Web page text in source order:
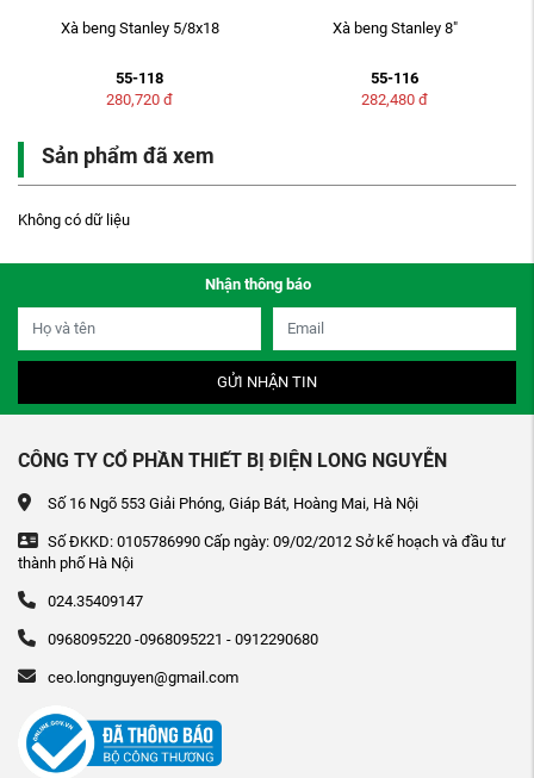
Xà beng Stanley 5/8x18
55-118
280,720 đ
Xà beng Stanley 8"
55-116
282,480 đ
Sản phẩm đã xem
Không có dữ liệu
Nhận thông báo
GỬI NHẬN TIN
CÔNG TY CỔ PHẦN THIẾT BỊ ĐIỆN LONG NGUYỄN
Số 16 Ngõ 553 Giải Phóng, Giáp Bát, Hoàng Mai, Hà Nội
Số ĐKKD: 0105786990 Cấp ngày: 09/02/2012 Sở kế hoạch và đầu tư
thành phố Hà Nội
024.35409147
0968095220 -0968095221 - 0912290680
ceo.longnguyen@gmail.com